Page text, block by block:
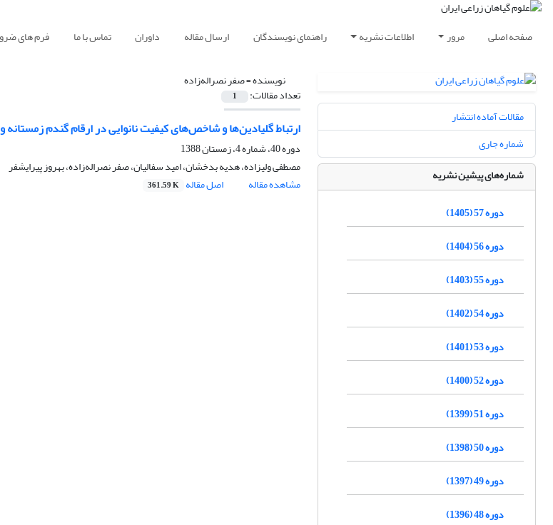
صفحه اصلی مرور اطلاعات نشریه راهنمای نویسندگان ارسال مقاله داوران تماس با ما فرم های
نویسنده =صفر نصراله‌زاده
تعداد مقالات: 1
ارتباط گلیادین‌ها و شاخص‌های کیفیت نانوایی در ارقام گندم
دوره 40، شماره 4، زمستان 1388
مصطفی ولیزاده، هدیه بدخشان، امید سفالیان، صفر نصراله‌زاده، بهروز پیرایشفر
مشاهده مقاله
اصل مقاله 361.59 K
مقالات آماده انتشار
شماره جاری
شماره‌های پیشین نشریه
دوره 57 (1405)
دوره 56 (1404)
دوره 55 (1403)
دوره 54 (1402)
دوره 53 (1401)
دوره 52 (1400)
دوره 51 (1399)
دوره 50 (1398)
دوره 49 (1397)
دوره 48 (1396)